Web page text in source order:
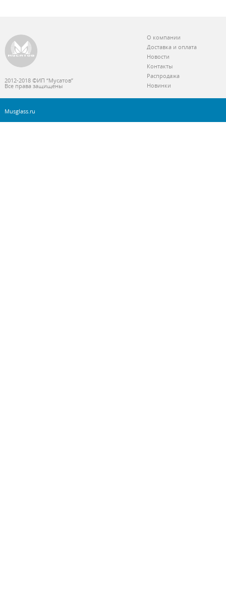
2012-2018 ©ИП “Мусатов”
Все права защищены
О компании
Доставка и оплата
Новости
Контакты
Распродажа
Новинки
Musglass.ru